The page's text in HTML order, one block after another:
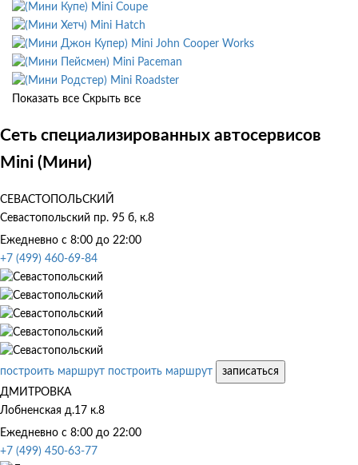
Mini Coupe
Mini Hatch
Mini John Cooper Works
Mini Paceman
Mini Roadster
Показать все Скрыть все
Сеть специализированных автосервисов
Mini (Мини)
СЕВАСТОПОЛЬСКИЙ
Севастопольский пр. 95 б, к.8
Ежедневно с 8:00 до 22:00
+7 (499) 460-69-84
построить маршрут построить маршрут
записаться
ДМИТРОВКА
Лобненская д.17 к.8
Ежедневно с 8:00 до 22:00
+7 (499) 450-63-77